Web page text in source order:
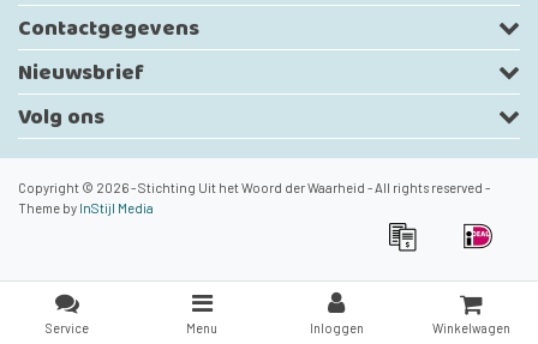
Contactgegevens
Nieuwsbrief
Volg ons
Copyright © 2026 - Stichting Uit het Woord der Waarheid - All rights reserved -
Theme by InStijl Media
Service Menu Inloggen Winkelwagen